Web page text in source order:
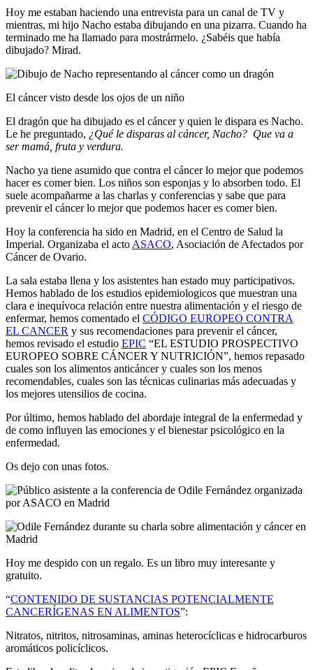
Hoy me estaban haciendo una entrevista para un canal de TV y
mientras, mi hijo Nacho estaba dibujando en una pizarra. Cuando ha
terminado me ha llamado para mostrármelo. ¿Sabéis que había
dibujado? Mirad.
El cáncer visto desde los ojos de un niño
El dragón que ha dibujado es el cáncer y quien le dispara es Nacho.
Le he preguntado, ¿Qué le disparas al cáncer, Nacho? Que va a
ser mamá, fruta y verdura.
Nacho ya tiene asumido que contra el cáncer lo mejor que podemos
hacer es comer bien. Los niños son esponjas y lo absorben todo. El
suele acompañarme a las charlas y conferencias y sabe que para
prevenir el cáncer lo mejor que podemos hacer es comer bien.
Hoy la conferencia ha sido en Madrid, en el Centro de Salud la
Imperial. Organizaba el acto ASACO, Asociación de Afectados por
Cáncer de Ovario.
La sala estaba llena y los asistentes han estado muy participativos.
Hemos hablado de los estudios epidemiologicos que muestran una
clara e inequívoca relación entre nuestra alimentación y el riesgo de
enfermar, hemos comentado el CÓDIGO EUROPEO CONTRA
EL CANCER y sus recomendaciones para prevenir el cáncer,
hemos revisado el estudio EPIC “EL ESTUDIO PROSPECTIVO
EUROPEO SOBRE CÁNCER Y NUTRICIÓN”, hemos repasado
cuales son los alimentos anticáncer y cuales son los menos
recomendables, cuales son las técnicas culinarias más adecuadas y
los mejores utensilios de cocina.
Por último, hemos hablado del abordaje integral de la enfermedad y
de como influyen las emociones y el bienestar psicológico en la
enfermedad.
Os dejo con unas fotos.
Hoy me despido con un regalo. Es un libro muy interesante y
gratuito.
“CONTENIDO DE SUSTANCIAS POTENCIALMENTE
CANCERÍGENAS EN ALIMENTOS”:
Nitratos, nitritos, nitrosaminas, aminas heterocíclicas e hidrocarburos
aromáticos policíclicos.